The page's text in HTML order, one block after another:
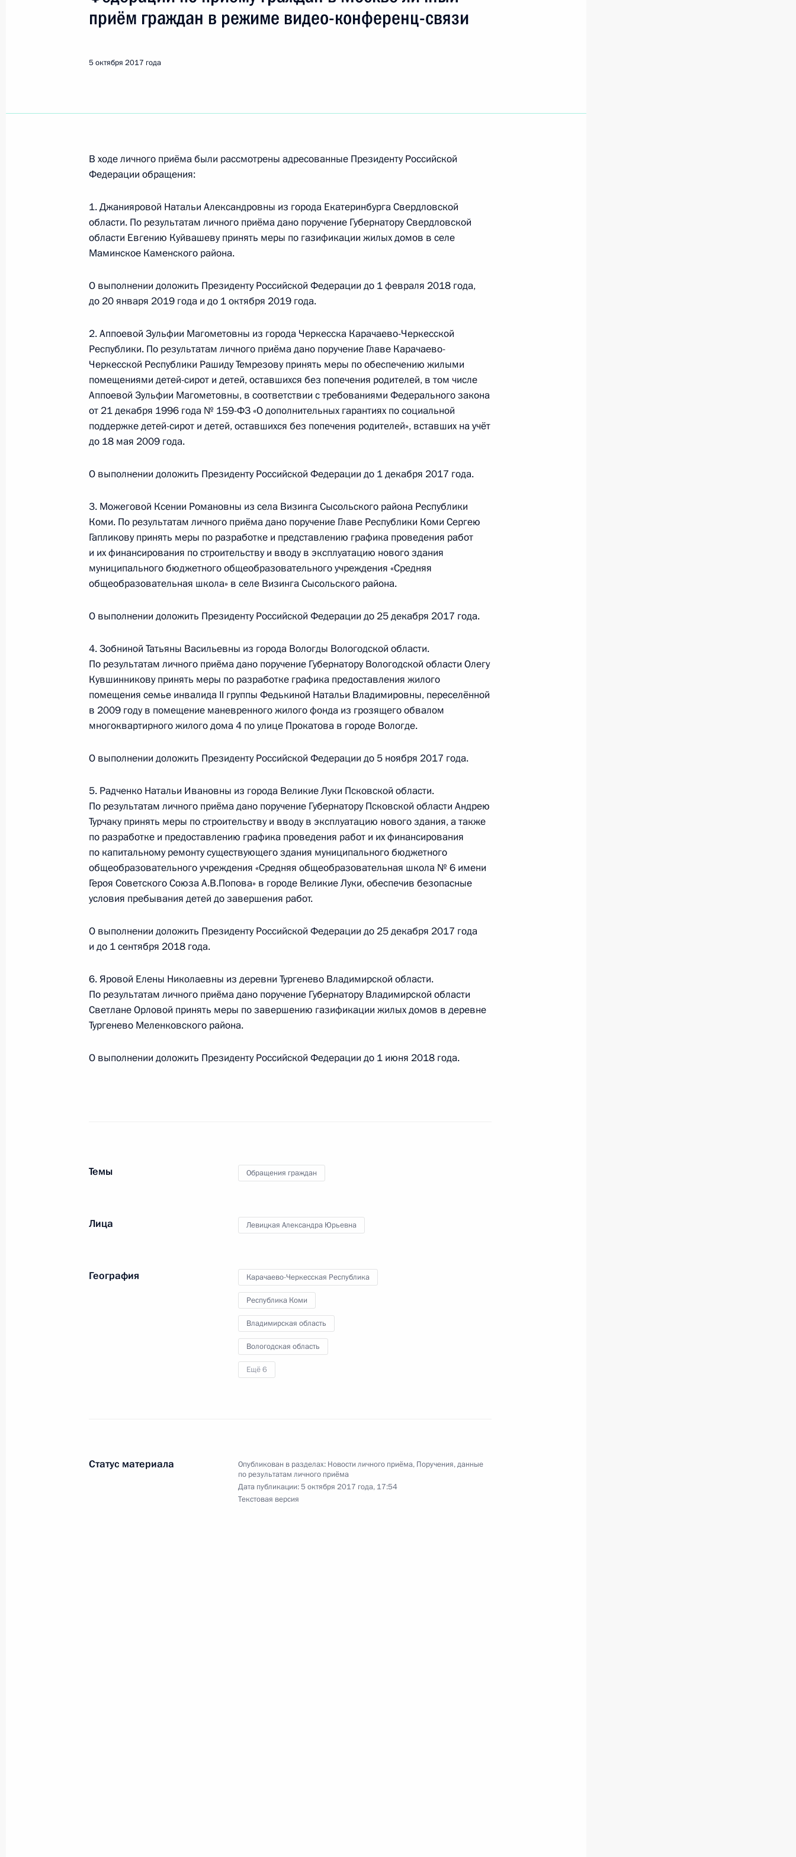
в режиме видео-конференц-связи жителя Тульской области, проведённого
О ходе исполнения пункта 2 перечня поручений, данных по итогам работы
9 октября 2017 года, 19:43
конференц-связи жительницы Рязанской области, проведенного по поручению
Президента Российской Федерации начальником Управления протокола
Российской Федерации по приему граждан в Москве 25 июля 2017 года
9 октября 2017 года, 19:42
6 октября 2017 года, пятница
6 октября 2017 года по поручению Президента Российской Федерации временно
государственного речного надзора Федеральной службы по надзору в сфере
Федерации по приёму граждан в Москве личный приём граждан
6 октября 2017 года, 22:05
О ходе исполнения поручения, данного по итогам личного приёма в режиме видео-
конференц-связи жителя Псковской области, проведённого по поручению
Российской Федерации по общественным проектам в Приёмной Президента
6 октября 2017 года, 19:01
О ходе исполнения пункта 2 перечня поручений, данных по итогам работы
в Пензенской области мобильной приёмной Президента
О ходе исполнения поручения, данного по итогам личного приёма в режиме видео-
конференц-связи жителя Тамбовской области, проведённого по поручению
Президента Российской Федерации начальником Управления Президента
Российской Федерации по вопросам противодействия коррупции в Приёмной
Президента Российской Федерации по приёму граждан в Москве 3 ноября
2016 года
6 октября 2017 года, 18:44
конференц-связи жителя Вологодской области, проведённого по поручению
Президента Российской Федерации начальником Управления Президента
Российской Федерации по применению информационных технологий и развитию
электронной демократии Андреем Липовым в Приёмной Президента Российской
6 октября 2017 года, 18:43
Александрой Левицкой в Приёмной Президента Российской Федерации по приёму
граждан в Москве 15 февраля 2017 года
конференц-связи жителя Пермского края, проведённого по поручению Президента
Российской Федерации первым заместителем Руководителя Администрации
Президента Российской Федерации Алексеем Громовым в Приёмной Президента
Российской Федерации по приёму граждан в Москве 20 марта 2014 года
приём граждан в режиме видео-конференц-связи
5 октября 2017 года
В ходе личного приёма были рассмотрены адресованные Президенту Российской
Федерации обращения:
1. Джанияровой Натальи Александровны из города Екатеринбурга Свердловской
области. По результатам личного приёма дано поручение Губернатору Свердловской
области Евгению Куйвашеву принять меры по газификации жилых домов в селе
Маминское Каменского района.
О выполнении доложить Президенту Российской Федерации до 1 февраля 2018 года,
до 20 января 2019 года и до 1 октября 2019 года.
2. Аппоевой Зульфии Магометовны из города Черкесска Карачаево-Черкесской
Республики. По результатам личного приёма дано поручение Главе Карачаево-
Черкесской Республики Рашиду Темрезову принять меры по обеспечению жилыми
помещениями детей-сирот и детей, оставшихся без попечения родителей, в том числе
Аппоевой Зульфии Магометовны, в соответствии с требованиями Федерального закона
от 21 декабря 1996 года № 159-ФЗ «О дополнительных гарантиях по социальной
поддержке детей-сирот и детей, оставшихся без попечения родителей», вставших на учёт
до 18 мая 2009 года.
О выполнении доложить Президенту Российской Федерации до 1 декабря 2017 года.
3. Можеговой Ксении Романовны из села Визинга Сысольского района Республики
Коми. По результатам личного приёма дано поручение Главе Республики Коми Сергею
Гапликову принять меры по разработке и представлению графика проведения работ
и их финансирования по строительству и вводу в эксплуатацию нового здания
муниципального бюджетного общеобразовательного учреждения «Средняя
общеобразовательная школа» в селе Визинга Сысольского района.
О выполнении доложить Президенту Российской Федерации до 25 декабря 2017 года.
4. Зобниной Татьяны Васильевны из города Вологды Вологодской области.
По результатам личного приёма дано поручение Губернатору Вологодской области Олегу
Кувшинникову принять меры по разработке графика предоставления жилого
помещения семье инвалида II группы Федькиной Натальи Владимировны, переселённой
в 2009 году в помещение маневренного жилого фонда из грозящего обвалом
многоквартирного жилого дома 4 по улице Прокатова в городе Вологде.
О выполнении доложить Президенту Российской Федерации до 5 ноября 2017 года.
5. Радченко Натальи Ивановны из города Великие Луки Псковской области.
По результатам личного приёма дано поручение Губернатору Псковской области Андрею
Турчаку принять меры по строительству и вводу в эксплуатацию нового здания, а также
по разработке и предоставлению графика проведения работ и их финансирования
по капитальному ремонту существующего здания муниципального бюджетного
общеобразовательного учреждения «Средняя общеобразовательная школа № 6 имени
Героя Советского Союза А.В.Попова» в городе Великие Луки, обеспечив безопасные
условия пребывания детей до завершения работ.
О выполнении доложить Президенту Российской Федерации до 25 декабря 2017 года
и до 1 сентября 2018 года.
6. Яровой Елены Николаевны из деревни Тургенево Владимирской области.
По результатам личного приёма дано поручение Губернатору Владимирской области
Светлане Орловой принять меры по завершению газификации жилых домов в деревне
Тургенево Меленковского района.
О выполнении доложить Президенту Российской Федерации до 1 июня 2018 года.
Темы Обращения граждан
Лица Левицкая Александра Юрьевна
География Карачаево-Черкесская Республика
Республика Коми
Владимирская область
Вологодская область
Ещё 6
Статус материала Опубликован в разделах: Новости личного приёма, Поручения, данные
по результатам личного приёма
Дата публикации:5 октября 2017 года, 17:54
Текстовая версия